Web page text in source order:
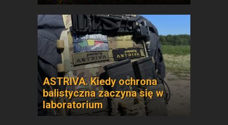
ASTRIVA. Kiedy ochrona
balistyczna zaczyna się w
laboratorium